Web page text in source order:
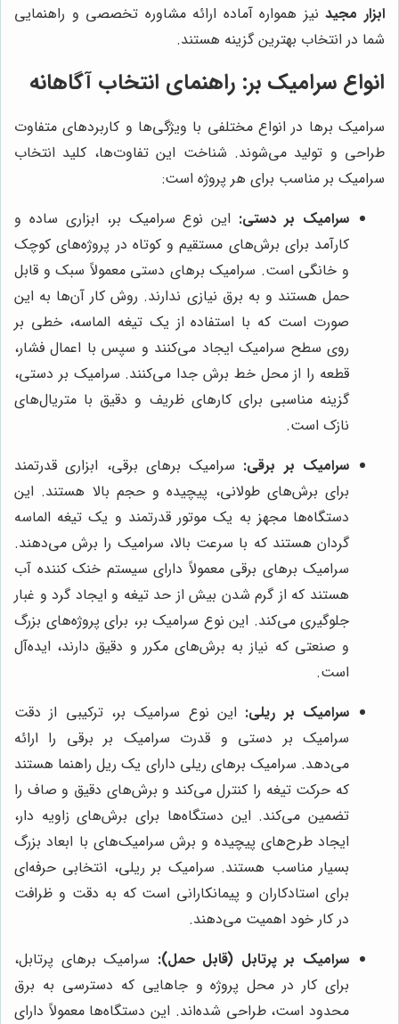
ابزار مجیدنیز همواره آماده ارائه مشاوره تخصصی و راهنمایی
شما در انتخاب بهترین گزینه هستند.
انواع سرامیک بر: راهنمای انتخاب آگاهانه
سرامیک برها در انواع مختلفی با ویژگی‌ها و کاربردهای متفاوت
طراحی و تولید می‌شوند. شناخت این تفاوت‌ها، کلید انتخاب
سرامیک بر مناسب برای هر پروژه است:
سرامیک بر دستی: این نوع سرامیک بر، ابزاری ساده و
کارآمد برای برش‌های مستقیم و کوتاه در پروژه‌های کوچک
و خانگی است. سرامیک برهای دستی معمولاً سبک و قابل
حمل هستند و به برق نیازی ندارند. روش کار آن‌ها به این
صورت است که با استفاده از یک تیغه الماسه، خطی بر
روی سطح سرامیک ایجاد می‌کنند و سپس با اعمال فشار،
قطعه را از محل خط برش جدا می‌کنند. سرامیک بر دستی،
گزینه مناسبی برای کارهای ظریف و دقیق با متریال‌های
نازک است.
سرامیک بر برقی: سرامیک برهای برقی، ابزاری قدرتمند
برای برش‌های طولانی، پیچیده و حجم بالا هستند. این
دستگاه‌ها مجهز به یک موتور قدرتمند و یک تیغه الماسه
گردان هستند که با سرعت بالا، سرامیک را برش می‌دهند.
سرامیک برهای برقی معمولاً دارای سیستم خنک کننده آب
هستند که از گرم شدن بیش از حد تیغه و ایجاد گرد و غبار
جلوگیری می‌کند. این نوع سرامیک بر، برای پروژه‌های بزرگ
و صنعتی که نیاز به برش‌های مکرر و دقیق دارند، ایده‌آل
است.
سرامیک بر ریلی: این نوع سرامیک بر، ترکیبی از دقت
سرامیک بر دستی و قدرت سرامیک بر برقی را ارائه
می‌دهد. سرامیک برهای ریلی دارای یک ریل راهنما هستند
که حرکت تیغه را کنترل می‌کند و برش‌های دقیق و صاف را
تضمین می‌کند. این دستگاه‌ها برای برش‌های زاویه دار،
ایجاد طرح‌های پیچیده و برش سرامیک‌های با ابعاد بزرگ
بسیار مناسب هستند. سرامیک بر ریلی، انتخابی حرفه‌ای
برای استادکاران و پیمانکارانی است که به دقت و ظرافت
در کار خود اهمیت می‌دهند.
سرامیک بر پرتابل (قابل حمل): سرامیک برهای پرتابل،
برای کار در محل پروژه و جاهایی که دسترسی به برق
محدود است، طراحی شده‌اند. این دستگاه‌ها معمولاً دارای